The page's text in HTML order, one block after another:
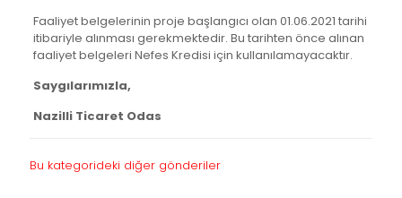
Faaliyet belgelerinin proje başlangıcı olan 01.06.2021 tarihi
itibariyle alınması gerekmektedir. Bu tarihten önce alınan
faaliyet belgeleri Nefes Kredisi için kullanılamayacaktır.
Saygılarımızla,
Nazilli Ticaret Odas
Bu kategorideki diğer gönderiler